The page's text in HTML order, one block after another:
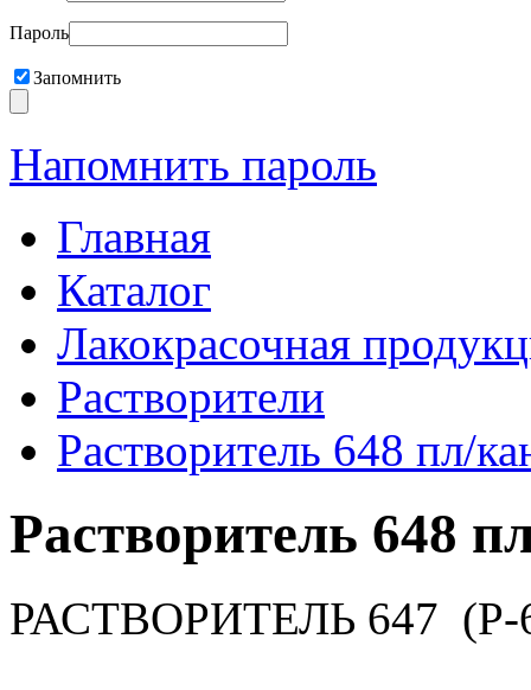
Пароль
Запомнить
Напомнить пароль
Главная
Каталог
Лакокрасочная
Растворители
Растворитель 648 пл/
Растворитель 648
РАСТВОРИТЕЛЬ 647 (Р-